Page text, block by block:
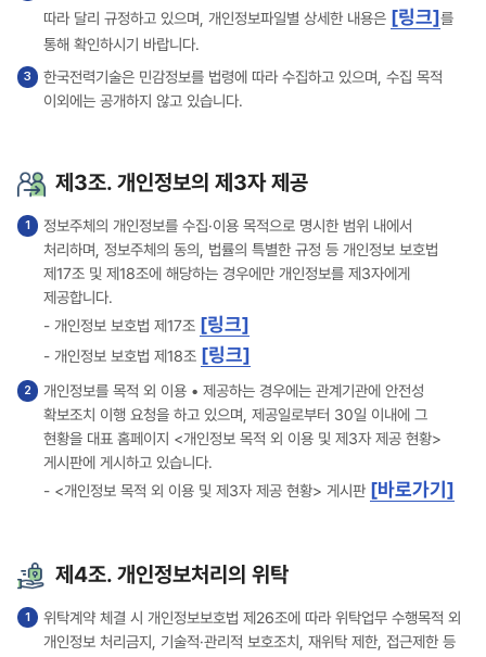
따라 달리 규정하고 있으며, 개인정보파일별 상세한 내용은 [링크]를
통해 확인하시기 바랍니다.
한국전력기술은 민감정보를 법령에 따라 수집하고 있으며, 수집 목적
이외에는 공개하지 않고 있습니다.
제3조. 개인정보의 제3자 제공
정보주체의 개인정보를 수집·이용 목적으로 명시한 범위 내에서
처리하며, 정보주체의 동의, 법률의 특별한 규정 등 개인정보 보호법
제17조 및 제18조에 해당하는 경우에만 개인정보를 제3자에게
제공합니다.
- 개인정보 보호법 제17조 [링크]
- 개인정보 보호법 제18조 [링크]
개인정보를 목적 외 이용 • 제공하는 경우에는 관계기관에 안전성
확보조치 이행 요청을 하고 있으며, 제공일로부터 30일 이내에 그
현황을 대표 홈페이지 <개인정보 목적 외 이용 및 제3자 제공 현황>
게시판에 게시하고 있습니다.
- <개인정보 목적 외 이용 및 제3자 제공 현황> 게시판 [바로가기]
제4조. 개인정보처리의 위탁
위탁계약 체결 시 개인정보보호법 제26조에 따라 위탁업무 수행목적 외
개인정보 처리금지, 기술적·관리적 보호조치, 재위탁 제한, 접근제한 등